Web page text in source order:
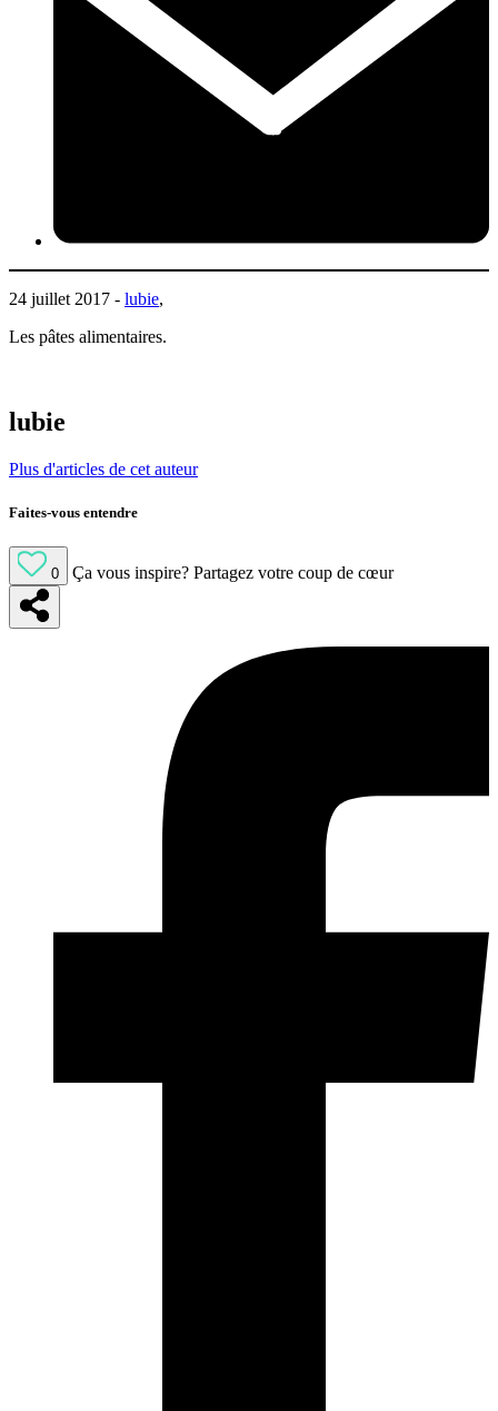
24 juillet 2017 - lubie,
Les pâtes alimentaires.
lubie
Plus d'articles de cet auteur
Faites-vous entendre
0 Ça vous inspire? Partagez votre coup de cœur